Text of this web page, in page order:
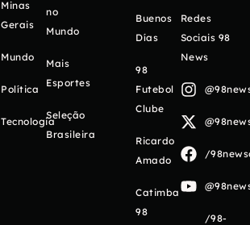
Minas
Gerais
Mundo
Política
Tecnologia
no
Mundo
Mais
Esportes
Seleção
Brasileira
Buenos
Días
98
Futebol
Clube
Ricardo
Amado
Catimba
98
Redes
Sociais 98
News
/
/98-